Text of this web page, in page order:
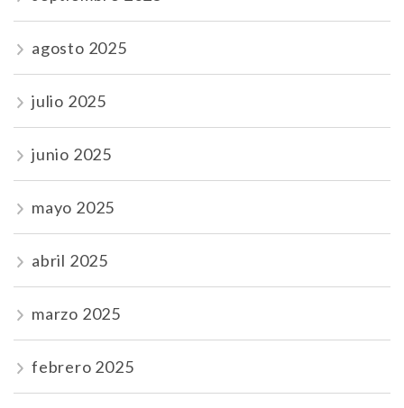
agosto 2025
julio 2025
junio 2025
mayo 2025
abril 2025
marzo 2025
febrero 2025